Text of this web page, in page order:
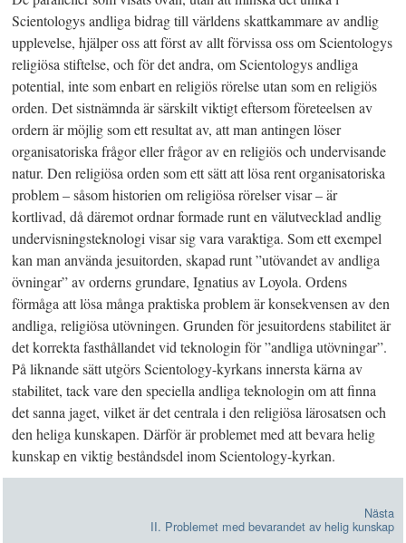
Scientologys andliga bidrag till världens skattkammare av andlig
upplevelse, hjälper oss att först av allt förvissa oss om Scientologys
religiösa stiftelse, och för det andra, om Scientologys andliga
potential, inte som enbart en religiös rörelse utan som en religiös
orden. Det sistnämnda är särskilt viktigt eftersom företeelsen av
ordern är möjlig som ett resultat av, att man antingen löser
organisatoriska frågor eller frågor av en religiös och undervisande
natur. Den religiösa orden som ett sätt att lösa rent organisatoriska
problem – såsom historien om religiösa rörelser visar – är
kortlivad, då däremot ordnar formade runt en välutvecklad andlig
undervisningsteknologi visar sig vara varaktiga. Som ett exempel
kan man använda jesuitorden, skapad runt ”utövandet av andliga
övningar” av orderns grundare, Ignatius av Loyola. Ordens
förmåga att lösa många praktiska problem är konsekvensen av den
andliga, religiösa utövningen. Grunden för jesuitordens stabilitet är
det korrekta fasthållandet vid teknologin för ”andliga utövningar”.
På liknande sätt utgörs Scientology-kyrkans innersta kärna av
stabilitet, tack vare den speciella andliga teknologin om att finna
det sanna jaget, vilket är det centrala i den religiösa lärosatsen och
den heliga kunskapen. Därför är problemet med att bevara helig
kunskap en viktig beståndsdel inom Scientology-kyrkan.
Nästa
II. Problemet med bevarandet av helig kunskap